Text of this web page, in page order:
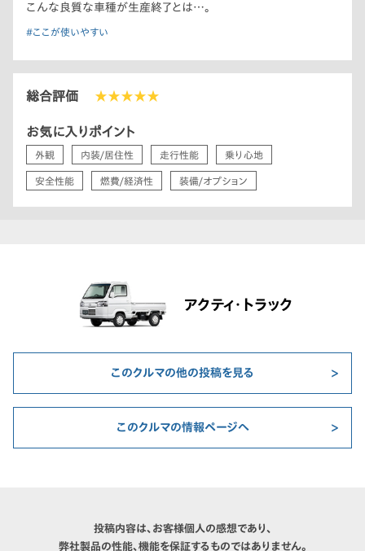
こんな良質な車種が生産終了とは…。
#ここが使いやすい
総合評価 ★★★★★
お気に入りポイント
外観 内装/居住性 走行性能 乗り心地
安全性能 燃費/経済性 装備/オプション
アクティ・トラック
このクルマの他の投稿を見る
このクルマの情報ページへ
投稿内容は、お客様個人の感想であり、
弊社製品の性能、機能を保証するものではありません。